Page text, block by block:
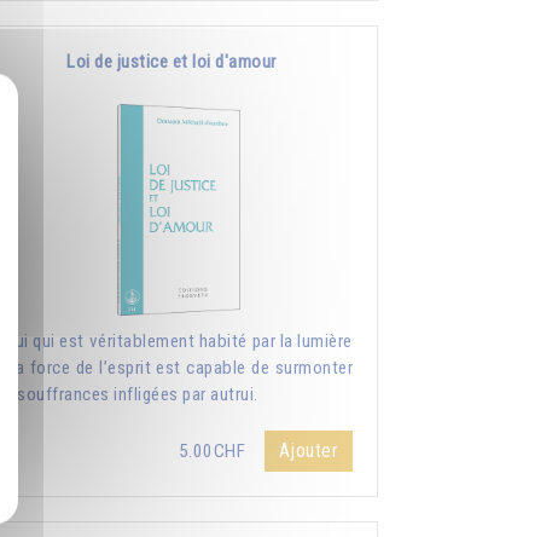
Loi de justice et loi d'amour
Celui qui est véritablement habité par la lumière
et la force de l’esprit est capable de surmonter
les souffrances infligées par autrui.
5.00CHF Ajouter